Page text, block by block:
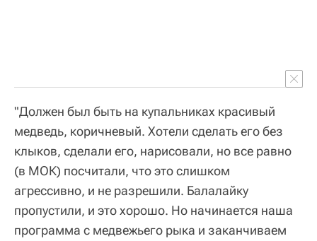
программа с медвежьего рыка и заканчиваем
этим. Поэтому и хотели, чтобы медведь был на
купальнике", - рассказала Ромашина.
августа.